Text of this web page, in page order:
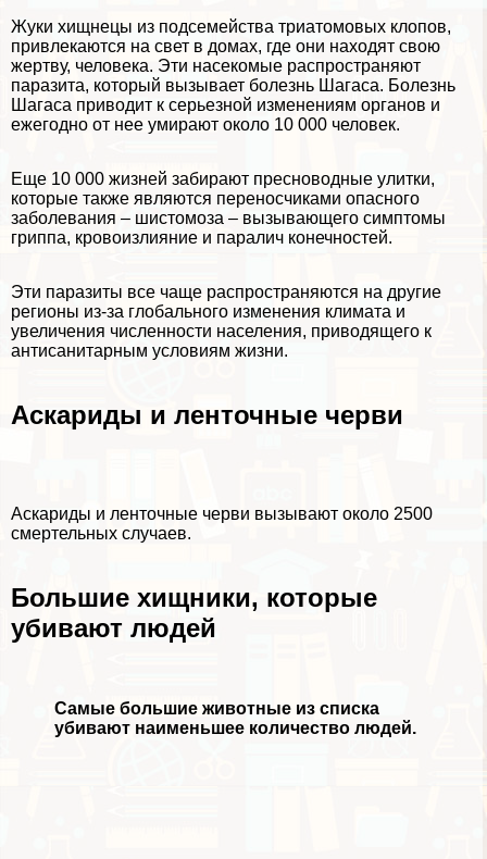
Жуки хищнецы из подсемейства триатомовых клопов,
привлекаются на свет в домах, где они находят свою
жертву, человека. Эти насекомые распространяют
паразита, который вызывает болезнь Шагаса. Болезнь
Шагаса приводит к серьезной изменениям органов и
ежегодно от нее умирают около 10 000 человек.
Еще 10 000 жизней забирают пресноводные улитки,
которые также являются переносчиками опасного
заболевания – шистомоза – вызывающего симптомы
гриппа, кровоизлияние и паралич конечностей.
Эти паразиты все чаще распространяются на другие
регионы из-за глобального изменения климата и
увеличения численности населения, приводящего к
антисанитарным условиям жизни.
Аскариды и ленточные черви
Аскариды и ленточные черви вызывают около 2500
cмepтельных случаев.
Большие хищники, которые
убивают людей
Самые большие животные из списка
убивают наименьшее количество людей.